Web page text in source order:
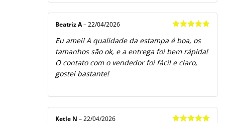
de 5
Beatriz A– 22/04/2026
Eu amei! A qualidade da estampa é boa, os
tamanhos são ok, e a entrega foi bem rápida!
O contato com o vendedor foi fácil e claro,
gostei bastante!
Ketle N – 22/04/2026